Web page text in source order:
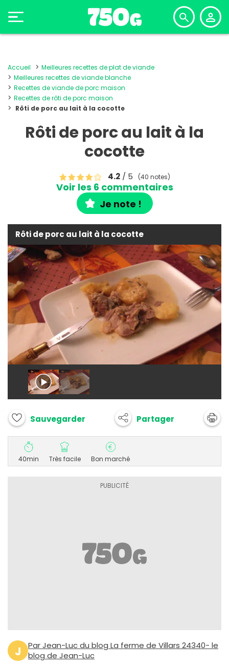
Accueil
Meilleures recettes de plat de viande
Meilleures recettes de viande blanche
Recettes de viande de porc maison
Recettes de rôti de porc maison
Rôti de porc au lait à la cocotte
Rôti de porc au lait à la
cocotte
4.2/ 5 (40 notes)
Voir les 6 commentaires
Je note !
Rôti de porc au lait à la cocotte
Sauvegarder Partager
40min Très facile Bon marché
J
Par Jean-Luc du blog La ferme de Villars 24340- le
blog de Jean-Luc